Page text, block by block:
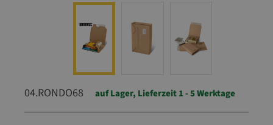
04.RONDO68 auf Lager, Lieferzeit 1 - 5 Werktage